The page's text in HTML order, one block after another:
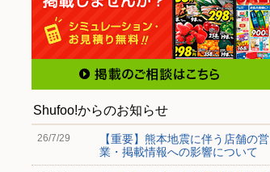
Shufoo!からのお知らせ
26/7/29
【重要】熊本地震に伴う店舗の営
業・掲載情報への影響について